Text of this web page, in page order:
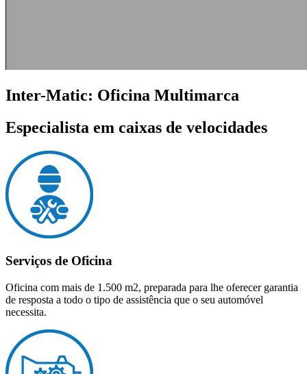
Inter-Matic: Oficina Multimarca
Especialista em caixas de velocidades
Serviços de Oficina
Oficina com mais de 1.500 m2, preparada para lhe oferecer garantia
de resposta a todo o tipo de assistência que o seu automóvel
necessita.